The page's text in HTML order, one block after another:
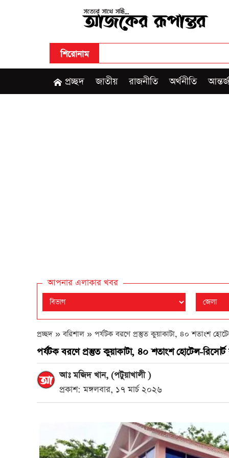
শিরোনাম
প্রচ্ছদ জাতীয় রাজনীতি অর্থনীতি
আপনার এলাকার খবর
প্রচ্ছদ » বরিশাল » পর্যটক বরণে প্রস্তুত কুয়াকাটা, ৪০ শতাংশ
পর্যটক বরণে প্রস্তুত কুয়াকাটা, ৪০ শতাংশ হোটেল-রিসোর্ট
আঃ মজিদ খান, (পটুয়াখালী )
প্রকাশ: মঙ্গলবার, ১৭ মার্চ ২০২৬